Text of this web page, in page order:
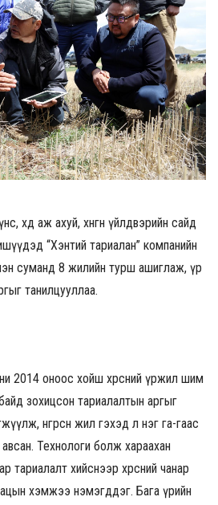
хөдөө аж ахуй, хөнгөн үйлдвэрийн сайд
“Хэнтий тариалан” компанийн
суманд 8 жилийн турш ашиглаж, үр
танилцууллаа.
2014 оноос хойш хөрсний үржил шим
зохицсон тариалалтын аргыг
өнгөрсөн жил гэхэд л нэг га-гаас
Технологи болж хараахан
тариалалт хийснээр хөрсний чанар
хэмжээ нэмэгддэг. Бага үрийн